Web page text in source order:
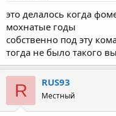
это делалось когда
мохнатые годы
собственно под эту
тогда не было такого
R RUS93
Местный